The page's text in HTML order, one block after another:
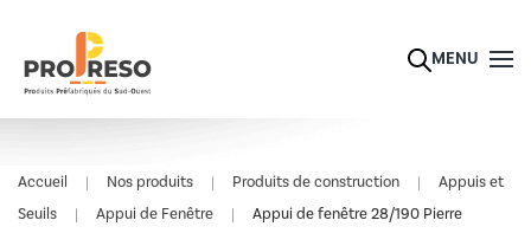
Skip to main content MENU
Accueil Nos produits Produits de construction
Appuis et
Seuils
Appui de Fenêtre Appui de fenêtre 28/190 Pierre